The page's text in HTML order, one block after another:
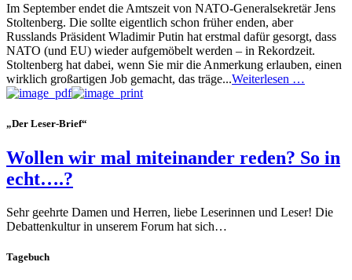
Im September endet die Amtszeit von NATO-Generalsekretär Jens
Stoltenberg. Die sollte eigentlich schon früher enden, aber
Russlands Präsident Wladimir Putin hat erstmal dafür gesorgt, dass
NATO (und EU) wieder aufgemöbelt werden – in Rekordzeit.
Stoltenberg hat dabei, wenn Sie mir die Anmerkung erlauben, einen
wirklich großartigen Job gemacht, das träge...Weiterlesen …
„Der Leser-Brief“
Wollen wir mal miteinander reden? So in
echt….?
Sehr geehrte Damen und Herren, liebe Leserinnen und Leser! Die
Debattenkultur in unserem Forum hat sich…
Tagebuch